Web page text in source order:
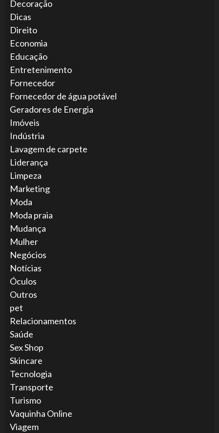
Decoração
Dicas
Direito
Economia
Educação
Entretenimento
Fornecedor
Fornecedor de água potável
Geradores de Energia
Imóveis
Indústria
Lavagem de carpete
Liderança
Limpeza
Marketing
Moda
Moda praia
Mudança
Mulher
Negócios
Notícias
Óculos
Outros
pet
Relacionamentos
Saúde
Sex Shop
Skincare
Tecnologia
Transporte
Turismo
Vaquinha Online
Viagem